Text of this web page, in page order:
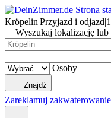
Kröpelin|Przyjazd i odjazd|
Wyszukaj lokalizację
Osoby
Znajdź
Zareklamuj zakwaterowanie